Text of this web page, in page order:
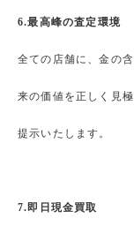
6.最高峰の査定環境
全ての店舗に、金の
来の価値を正しく見
提示いたします。
7.即日現金買取